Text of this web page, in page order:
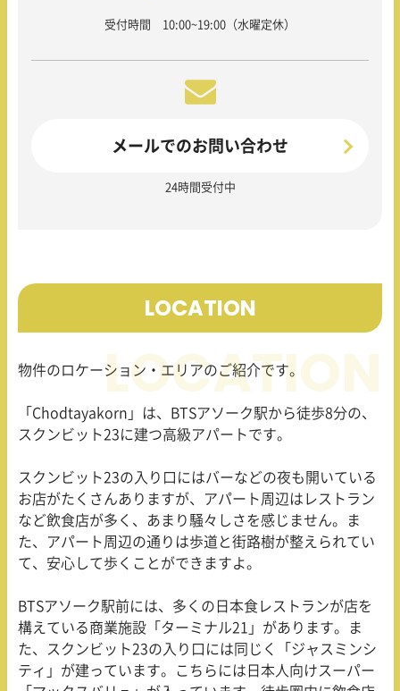
受付時間 10:00~19:00（水曜定休）
メールでのお問い合わせ
24時間受付中
LOCATION
物件のロケーション・エリアのご紹介です。
「Chodtayakorn」は、BTSアソーク駅から徒歩8分の、
スクンビット23に建つ高級アパートです。
スクンビット23の入り口にはバーなどの夜も開いている
お店がたくさんありますが、アパート周辺はレストラン
など飲食店が多く、あまり騒々しさを感じません。ま
た、アパート周辺の通りは歩道と街路樹が整えられてい
て、安心して歩くことができますよ。
BTSアソーク駅前には、多くの日本食レストランが店を
構えている商業施設「ターミナル21」があります。ま
た、スクンビット23の入り口には同じく「ジャスミンシ
ティ」が建っています。こちらには日本人向けスーパー